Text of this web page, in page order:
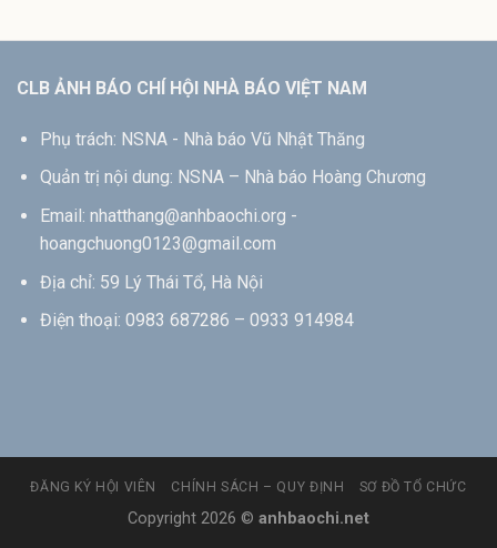
CLB ẢNH BÁO CHÍ HỘI NHÀ BÁO VIỆT NAM
Phụ trách: NSNA - Nhà báo Vũ Nhật Thăng
Quản trị nội dung: NSNA – Nhà báo Hoàng Chương
Email: nhatthang@anhbaochi.org -
hoangchuong0123@gmail.com
Địa chỉ: 59 Lý Thái Tổ, Hà Nội
Điện thoại: 0983 687286 – 0933 914984
ĐĂNG KÝ HỘI VIÊN CHÍNH SÁCH – QUY ĐỊNH SƠ ĐỒ TỔ CHỨC
Copyright 2026 © anhbaochi.net